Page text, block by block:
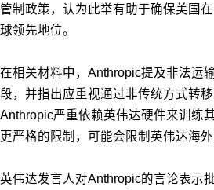
管制政策，认为此举有助于确保美国
球领先地位。
在相关材料中，Anthropic提及非法运
段，并指出应重视通过非传统方式转移
Anthropic严重依赖英伟达硬件来训练
更严格的限制，可能会限制英伟达海
英伟达发言人对Anthropic的言论表示